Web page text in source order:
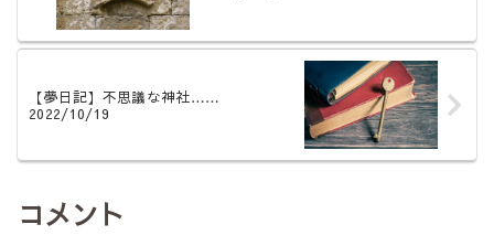
【夢日記】不思議な神社……
2022/10/19
コメント